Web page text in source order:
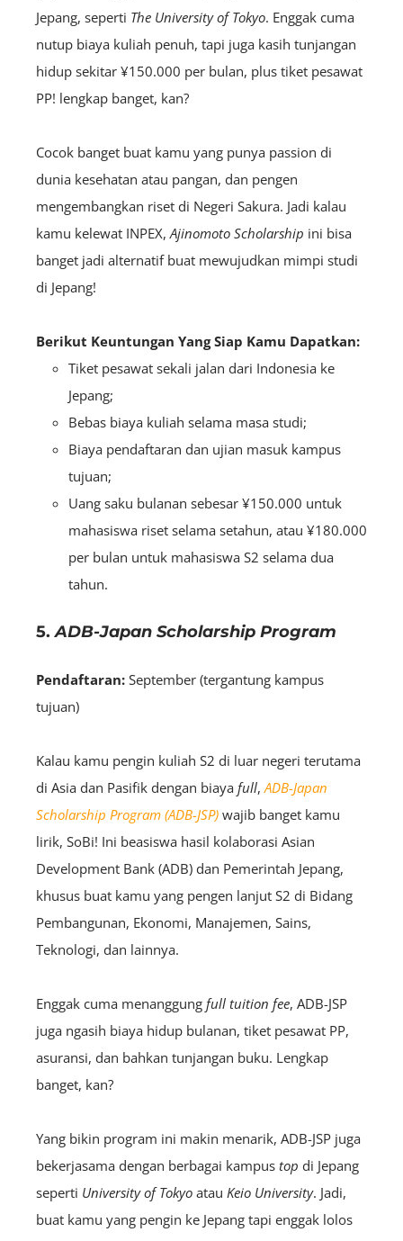
Jepang, seperti The University of Tokyo. Enggak cuma
nutup biaya kuliah penuh, tapi juga kasih tunjangan
hidup sekitar ¥150.000 per bulan, plus tiket pesawat
PP! lengkap banget, kan?
Cocok banget buat kamu yang punya passion di
dunia kesehatan atau pangan, dan pengen
mengembangkan riset di Negeri Sakura. Jadi kalau
kamu kelewat INPEX,Ajinomoto Scholarship ini bisa
banget jadi alternatif buat mewujudkan mimpi studi
di Jepang!
Berikut Keuntungan Yang Siap Kamu Dapatkan:
Tiket pesawat sekali jalan dari Indonesia ke
Jepang;
Bebas biaya kuliah selama masa studi;
Biaya pendaftaran dan ujian masuk kampus
tujuan;
Uang saku bulanan sebesar ¥150.000 untuk
mahasiswa riset selama setahun, atau ¥180.000
per bulan untuk mahasiswa S2 selama dua
tahun.
5.ADB-Japan Scholarship Program
Pendaftaran: September (tergantung kampus
tujuan)
Kalau kamu pengin kuliah S2 di luar negeri terutama
di Asia dan Pasifik dengan biaya full,ADB-Japan
Scholarship Program (ADB-JSP) wajib banget kamu
lirik, SoBi! Ini beasiswa hasil kolaborasi Asian
Development Bank (ADB) dan Pemerintah Jepang,
khusus buat kamu yang pengen lanjut S2 di Bidang
Pembangunan, Ekonomi, Manajemen, Sains,
Teknologi, dan lainnya.
Enggak cuma menanggung full tuition fee, ADB-JSP
juga ngasih biaya hidup bulanan, tiket pesawat PP,
asuransi, dan bahkan tunjangan buku. Lengkap
banget, kan?
Yang bikin program ini makin menarik, ADB-JSP juga
bekerjasama dengan berbagai kampus top di Jepang
seperti University of Tokyo atau Keio University. Jadi,
buat kamu yang pengin ke Jepang tapi enggak lolos